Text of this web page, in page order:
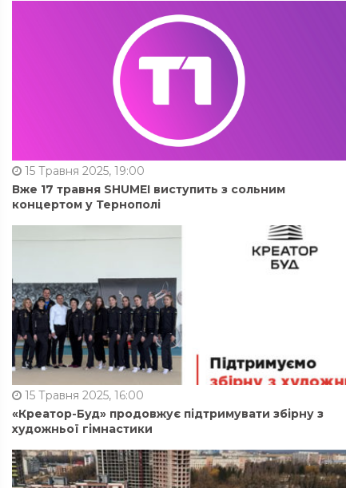
15 Травня 2025, 19:00
Вже 17 травня SHUMEI виступить з сольним
концертом у Тернополі
15 Травня 2025, 16:00
«Креатор-Буд» продовжує підтримувати збірну з
художньої гімнастики